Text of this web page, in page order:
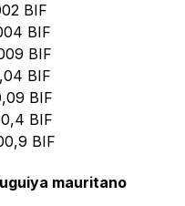
BIF
BIF
BIF
BIF
BIF
BIF
BIF
mauritano